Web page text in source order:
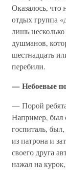
Оказалось, что
отдых группа
лишь
душманов,
шестнадцать
перебили.
— Небоевые
— Порой
Например, был
госпиталь,
из патрона и
своего друга
нажал на